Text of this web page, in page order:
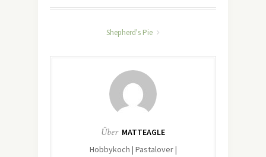
Shepherd's Pie
Über MATTEAGLE
Hobbykoch | Pastalover |